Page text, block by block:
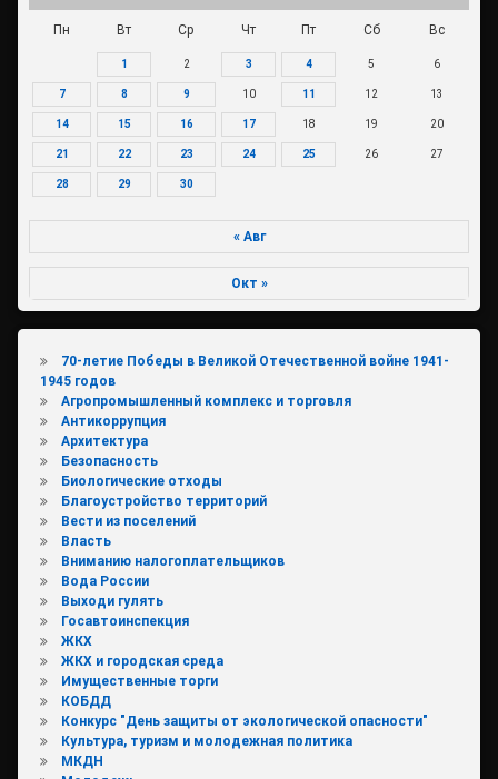
Пн Вт Ср Чт Пт Сб Вс
1 2 3 4 5 6
7 8 9 10 11 12 13
14 15 16 17 18 19 20
21 22 23 24 25 26 27
28 29 30
« Авг
Окт »
70-летие Победы в Великой Отечественной войне 1941-
1945 годов
Агропромышленный комплекс и торговля
Антикоррупция
Архитектура
Безопасность
Биологические отходы
Благоустройство территорий
Вести из поселений
Власть
Вниманию налогоплательщиков
Вода России
Выходи гулять
Госавтоинспекция
ЖКХ
ЖКХ и городская среда
Имущественные торги
КОБДД
Конкурс "День защиты от экологической опасности"
Культура, туризм и молодежная политика
МКДН